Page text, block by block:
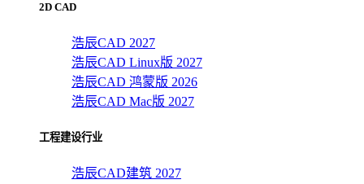
2D CAD
浩辰CAD 2027
浩辰CAD Linux版 2027
浩辰CAD 鸿蒙版 2026
浩辰CAD Mac版 2027
工程建设行业
浩辰CAD建筑 2027